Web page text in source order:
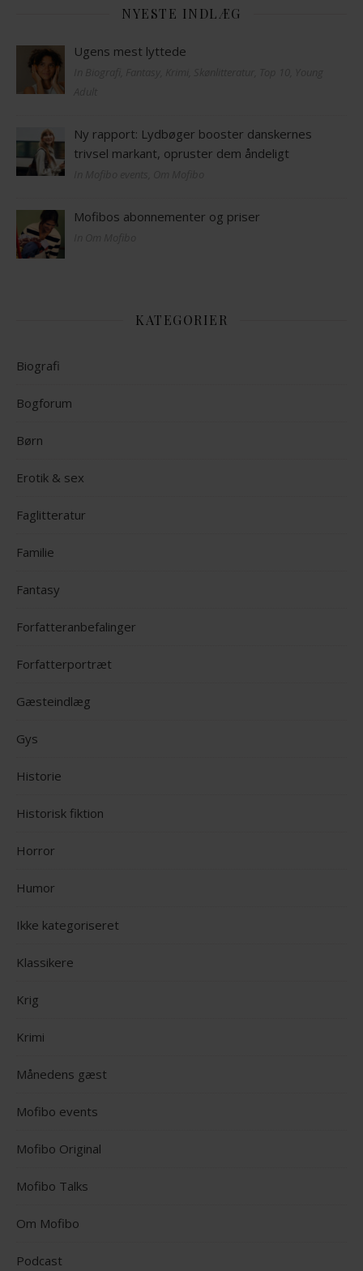
NYESTE INDLÆG
Ugens mest lyttede
Ny rapport: Lydbøger booster danskernes
trivsel markant, opruster dem åndeligt
Mofibos abonnementer og priser
KATEGORIER
Biografi
Bogforum
Børn
Erotik & sex
Faglitteratur
Familie
Fantasy
Forfatteranbefalinger
Forfatterportræt
Gæsteindlæg
Gys
Historie
Historisk fiktion
Horror
Humor
Ikke kategoriseret
Klassikere
Krig
Krimi
Månedens gæst
Mofibo events
Mofibo Original
Mofibo Talks
Om Mofibo
Podcast